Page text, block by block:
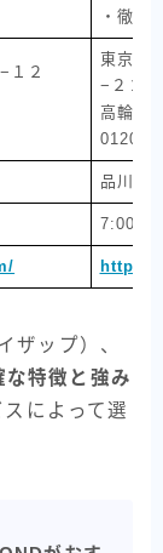
・徹底
１２
東京都
−２２
高輪カ
0120-
品川駅
7:00～
ザップ）、
な特徴と強み
によって選